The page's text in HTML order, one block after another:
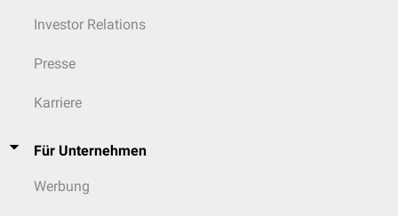
Investor Relations
Presse
Karriere
Für Unternehmen
Werbung